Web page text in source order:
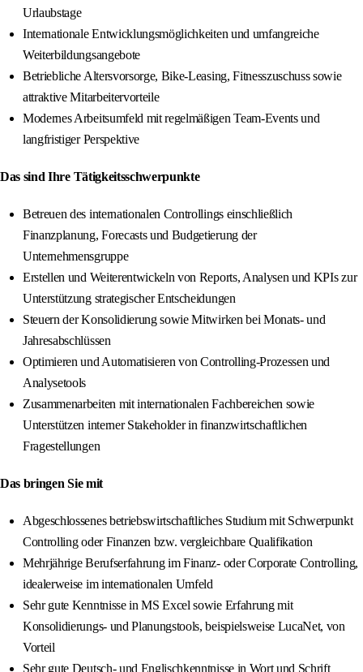
Urlaubstage
Internationale Entwicklungsmöglichkeiten und umfangreiche
Weiterbildungsangebote
Betriebliche Altersvorsorge, Bike-Leasing, Fitnesszuschuss sowie
attraktive Mitarbeitervorteile
Modernes Arbeitsumfeld mit regelmäßigen Team-Events und
langfristiger Perspektive
Das sind Ihre Tätigkeitsschwerpunkte
Betreuen des internationalen Controllings einschließlich
Finanzplanung, Forecasts und Budgetierung der
Unternehmensgruppe
Erstellen und Weiterentwickeln von Reports, Analysen und KPIs zur
Unterstützung strategischer Entscheidungen
Steuern der Konsolidierung sowie Mitwirken bei Monats- und
Jahresabschlüssen
Optimieren und Automatisieren von Controlling-Prozessen und
Analysetools
Zusammenarbeiten mit internationalen Fachbereichen sowie
Unterstützen interner Stakeholder in finanzwirtschaftlichen
Fragestellungen
Das bringen Sie mit
Abgeschlossenes betriebswirtschaftliches Studium mit Schwerpunkt
Controlling oder Finanzen bzw. vergleichbare Qualifikation
Mehrjährige Berufserfahrung im Finanz- oder Corporate Controlling,
idealerweise im internationalen Umfeld
Sehr gute Kenntnisse in MS Excel sowie Erfahrung mit
Konsolidierungs- und Planungstools, beispielsweise LucaNet, von
Vorteil
Sehr gute Deutsch- und Englischkenntnisse in Wort und Schrift